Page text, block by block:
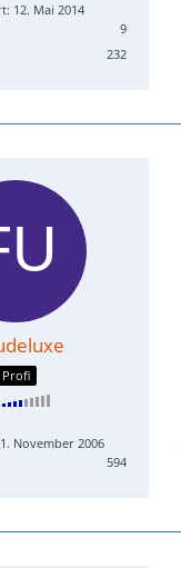
12. Mai 2014
9
232
Profi
November 2006
594